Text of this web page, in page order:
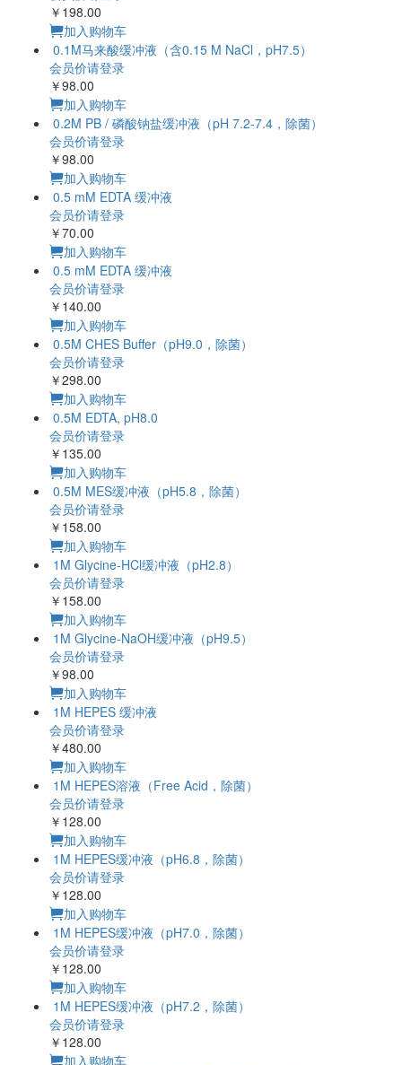
￥98.00
加入购物车
0.1M马来酸缓冲液（RNase free，0.15 M NaCl，pH 7.5）
会员价请登录
￥198.00
加入购物车
酸缓冲液（含0.15 M NaCl，pH7.5）
会员价请登录
￥98.00
加入购物车
/ 磷酸钠盐缓冲液（pH 7.2-7.4，除菌）
会员价请登录
￥98.00
加入购物车
0.5 mM EDTA 缓冲液
会员价请登录
￥70.00
加入购物车
会员价请登录
￥140.00
加入购物车
Buffer（pH9.0，除菌）
会员价请登录
￥298.00
加入购物车
会员价请登录
￥135.00
加入购物车
（pH5.8，除菌）
会员价请登录
￥158.00
加入购物车
（pH2.8）
会员价请登录
￥158.00
加入购物车
冲液（pH9.5）
会员价请登录
￥98.00
加入购物车
会员价请登录
￥480.00
加入购物车
（Free Acid，除菌）